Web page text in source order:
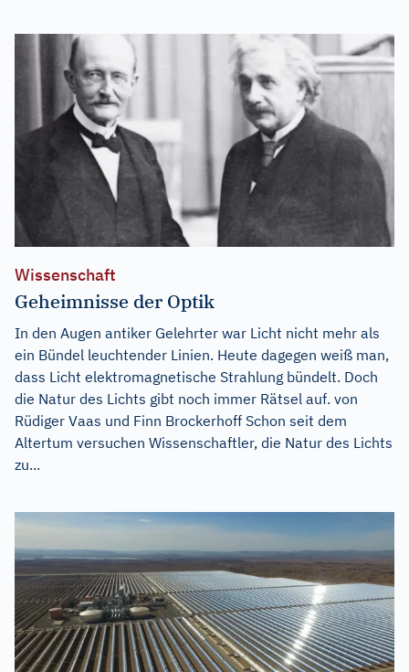
Wissenschaft
Geheimnisse der Optik
In den Augen antiker Gelehrter war Licht nicht mehr als
ein Bündel leuchtender Linien. Heute dagegen weiß man,
dass Licht elektromagnetische Strahlung bündelt. Doch
die Natur des Lichts gibt noch immer Rätsel auf. von
Rüdiger Vaas und Finn Brockerhoff Schon seit dem
Altertum versuchen Wissenschaftler, die Natur des Lichts
zu...